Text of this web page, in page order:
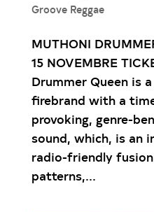
Groove Reggae
MUTHONI
15 NOVEMBRE
Drummer Queen is
firebrand with a
provoking, genre-
sound, which, is an
radio-friendly
patterns,...